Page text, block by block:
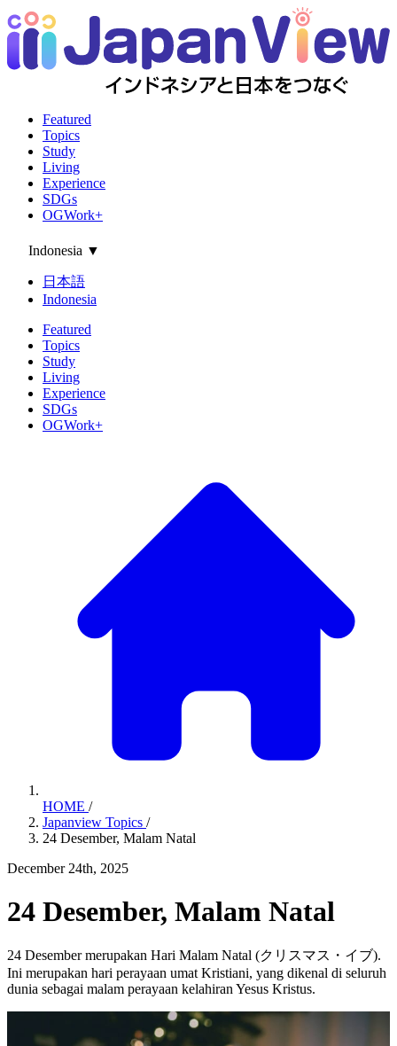
Featured
Topics
Study
Living
Experience
SDGs
OGWork+
Indonesia ▼
日本語
Indonesia
Featured
Topics
Study
Living
Experience
SDGs
OGWork+
HOME /
Japanview Topics /
24 Desember, Malam Natal
December 24th, 2025
24 Desember, Malam Natal
24 Desember merupakan Hari Malam Natal (クリスマス・イブ).
Ini merupakan hari perayaan umat Kristiani, yang dikenal di seluruh
dunia sebagai malam perayaan kelahiran Yesus Kristus.